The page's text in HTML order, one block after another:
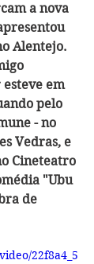
a nova
Alentejo.
em
pelo
- no
Vedras, e
Cineteatro
"Ubu
de
22f8a4_5